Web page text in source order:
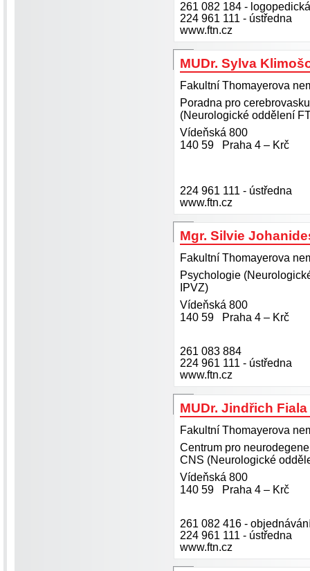
261 082 184 -
224 961 111 - ústředna
www.ftn.cz
MUDr. Sylva
Fakultní Thomayerova
Poradna pro
(Neurologické oddělení
Vídeňská 800
140 59 Praha 4 – Krč
224 961 111 - ústředna
www.ftn.cz
Mgr. Silvie
Fakultní Thomayerova
Psychologie
IPVZ)
Vídeňská 800
140 59 Praha 4 – Krč
261 083 884
224 961 111 - ústředna
www.ftn.cz
MUDr. Jindřich Fiala
Fakultní Thomayerova
Centrum pro
CNS (Neurologické
Vídeňská 800
140 59 Praha 4 – Krč
261 082 416 -
224 961 111 - ústředna
www.ftn.cz